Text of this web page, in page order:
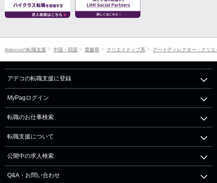
Adeccoの転職支援 中国・四国 愛媛県 クリエイティブ系 アートディレクター・クリ
アデコの転職支援に登録
MyPagログイン
転職のお仕事検索
転職支援について
公開中の求人検索
Q&A・お問い合わせ